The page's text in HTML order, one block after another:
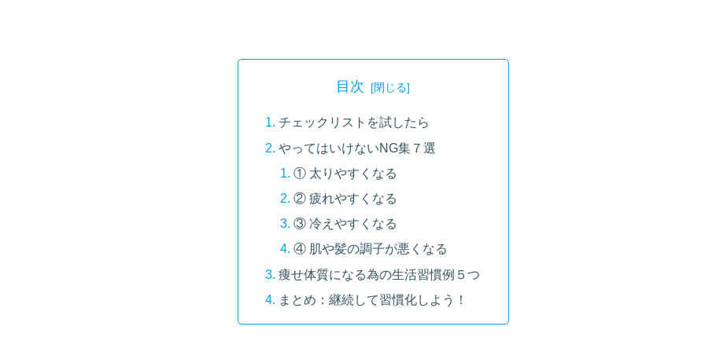
目次
チェックリストを試したら
やってはいけないNG集７選
① 太りやすくなる
② 疲れやすくなる
③ 冷えやすくなる
④ 肌や髪の調子が悪くなる
痩せ体質になる為の生活習慣例５つ
まとめ：継続して習慣化しよう！